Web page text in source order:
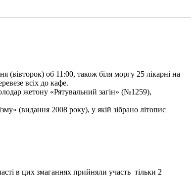
(вівторок) об 11:00, також біля моргу 25 лікарні на
всіх до кафе.
жетону «Рятувальний загін» (№1259),
(видання 2008 року), у якій зібрано літопис
в цих змаганнях прийняли участь тільки 2